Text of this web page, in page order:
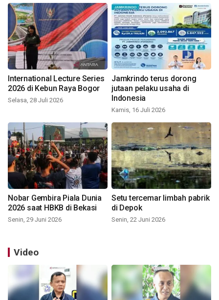
International Lecture Series
2026 di Kebun Raya Bogor
Selasa, 28 Juli 2026
Jamkrindo terus dorong
jutaan pelaku usaha di
Indonesia
Kamis, 16 Juli 2026
Nobar Gembira Piala Dunia
2026 saat HBKB di Bekasi
Senin, 29 Juni 2026
Setu tercemar limbah pabrik
di Depok
Senin, 22 Juni 2026
Video